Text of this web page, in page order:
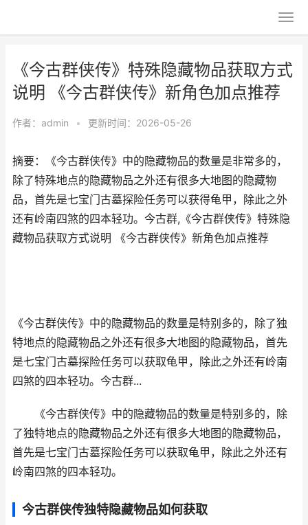
《今古群侠传》特殊隐藏物品获取方式
说明 《今古群侠传》新角色加点推荐
作者： admin • 更新时间：2026-05-26
摘要：《今古群侠传》中的隐藏物品的数量是非常多的，
除了特殊地点的隐藏物品之外还有很多大地图的隐藏物
品，首先是七宝门古墓探险任务可以获得龟甲，除此之外
还有岭南四煞的四本轻功。今古群,《今古群侠传》特殊隐
藏物品获取方式说明 《今古群侠传》新角色加点推荐
《今古群侠传》中的隐藏物品的数量是特别多的，除了独
特地点的隐藏物品之外还有很多大地图的隐藏物品，首先
是七宝门古墓探险任务可以获取龟甲，除此之外还有岭南
四煞的四本轻功。今古群...
《今古群侠传》中的隐藏物品的数量是特别多的，除
了独特地点的隐藏物品之外还有很多大地图的隐藏物品，
首先是七宝门古墓探险任务可以获取龟甲，除此之外还有
岭南四煞的四本轻功。
今古群侠传独特隐藏物品如何获取